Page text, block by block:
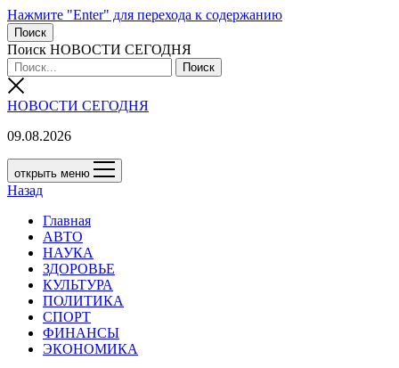
Нажмите "Enter" для перехода к содержанию
Поиск
Поиск НОВОСТИ СЕГОДНЯ
НОВОСТИ СЕГОДНЯ
09.08.2026
открыть меню
Назад
Главная
АВТО
НАУКА
ЗДОРОВЬЕ
КУЛЬТУРА
ПОЛИТИКА
СПОРТ
ФИНАНСЫ
ЭКОНОМИКА